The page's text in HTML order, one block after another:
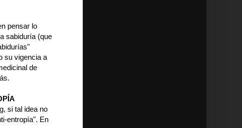
pensar lo
sabiduría (que
su vigencia a
de
si tal idea no
entropía". En